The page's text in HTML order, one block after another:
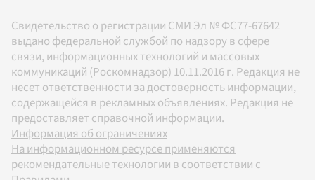
Свидетельство о регистрации СМИ Эл № ФС77-67642
выдано федеральной службой по надзору в сфере
связи, информационных технологий и массовых
коммуникаций (Роскомнадзор) 10.11.2016 г. Редакция не
несет ответственности за достоверность информации,
содержащейся в рекламных объявлениях. Редакция не
предоставляет справочной информации.
Информация об ограничениях
На информационном ресурсе применяются
рекомендательные технологии в соответствии с